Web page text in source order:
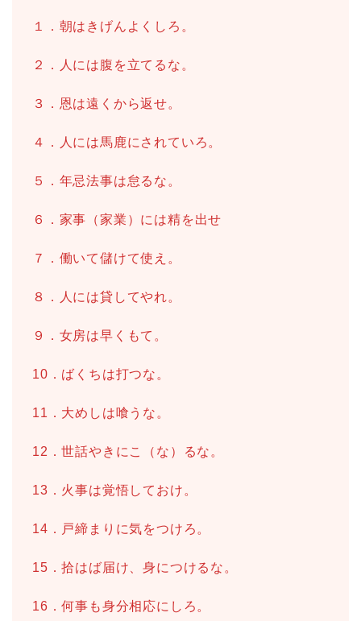
１．朝はきげんよくしろ。
２．人には腹を立てるな。
３．恩は遠くから返せ。
４．人には馬鹿にされていろ。
５．年忌法事は怠るな。
６．家事（家業）には精を出せ
７．働いて儲けて使え。
８．人には貸してやれ。
９．女房は早くもて。
10．ばくちは打つな。
11．大めしは喰うな。
12．世話やきにこ（な）るな。
13．火事は覚悟しておけ。
14．戸締まりに気をつけろ。
15．拾はば届け、身につけるな。
16．何事も身分相応にしろ。